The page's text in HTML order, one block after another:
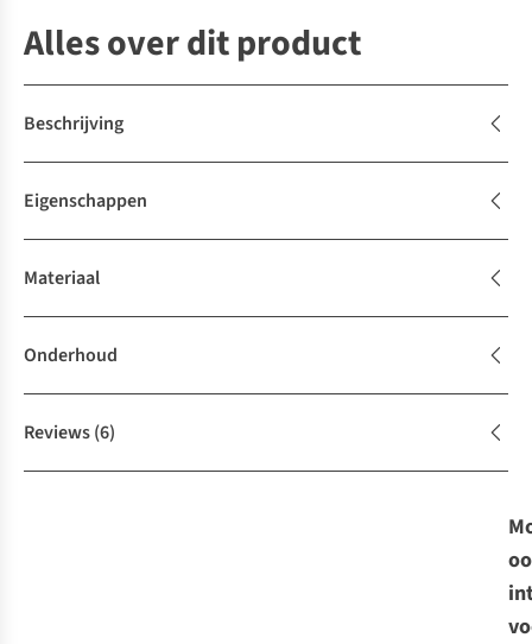
Alles over dit product
Beschrijving
Eigenschappen
Materiaal
Onderhoud
Reviews(6)